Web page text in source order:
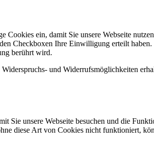
Cookies ein, damit Sie unsere Webseite
Checkboxen Ihre Einwilligung erteilt
berührt wird.
und Widerrufsmöglichkeiten
Sie unsere Webseite besuchen und die
diese Art von Cookies nicht funktioniert,